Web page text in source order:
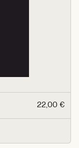
22,00 €